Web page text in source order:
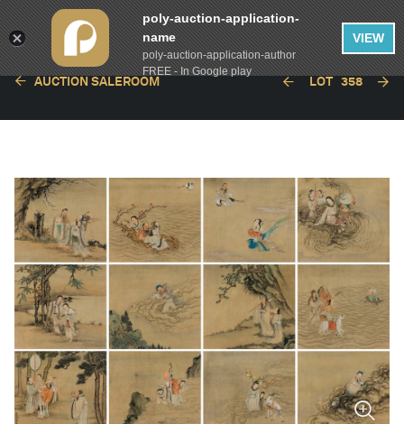
AUCTION SALEROOM LOT 358
poly-auction-application-
name
poly-auction-application-author
FREE - In Google play
VIEW